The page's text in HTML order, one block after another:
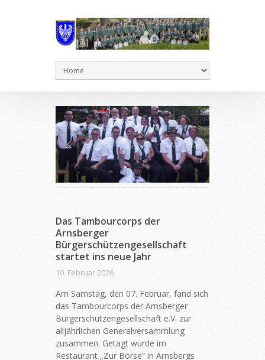
Das Tambourcorps der
Arnsberger
Bürgerschützengesellschaft
startet ins neue Jahr
10. Februar 2026
Am Samstag, den 07. Februar, fand sich
das Tambourcorps der Arnsberger
Bürgerschützengesellschaft e.V. zur
alljährlichen Generalversammlung
zusammen. Getagt wurde im
Restaurant „Zur Börse“ in Arnsbergs